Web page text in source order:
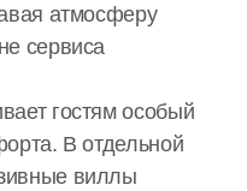
атмосферу
сервиса
гостям особый
В отдельной
виллы